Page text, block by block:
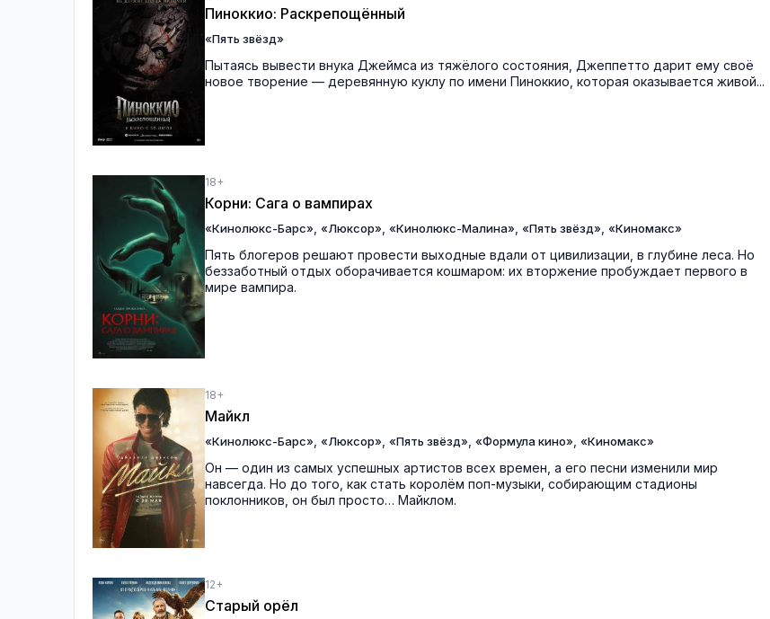
Пиноккио: Раскрепощённый
«Пять звёзд»
Пытаясь вывести внука Джеймса из тяжёлого состояния, Джеппетто дарит ему своё
новое творение — деревянную куклу по имени Пиноккио, которая оказывается живой...
18+
Корни: Сага о вампирах
«Кинолюкс-Барс» «Люксор» «Кинолюкс-Малина» «Пять звёзд» «Киномакс»
Пять блогеров решают провести выходные вдали от цивилизации, в глубине леса. Но
беззаботный отдых оборачивается кошмаром: их вторжение пробуждает первого в
мире вампира.
18+
Майкл
«Кинолюкс-Барс» «Люксор» «Пять звёзд» «Формула кино» «Киномакс»
Он — один из самых успешных артистов всех времен, а его песни изменили мир
навсегда. Но до того, как стать королём поп-музыки, собирающим стадионы
поклонников, он был просто… Майклом.
12+
Старый орёл